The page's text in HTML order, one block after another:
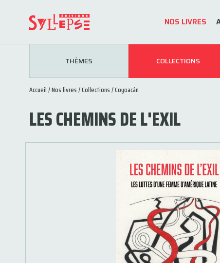
NOS LIVRES
THÈMES COLLECTIONS
Accueil/Nos livres/Collections/Coyoacán
LES CHEMINS DE L'EXIL